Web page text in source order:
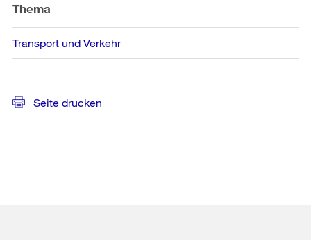
Thema
Transport und Verkehr
Seite drucken